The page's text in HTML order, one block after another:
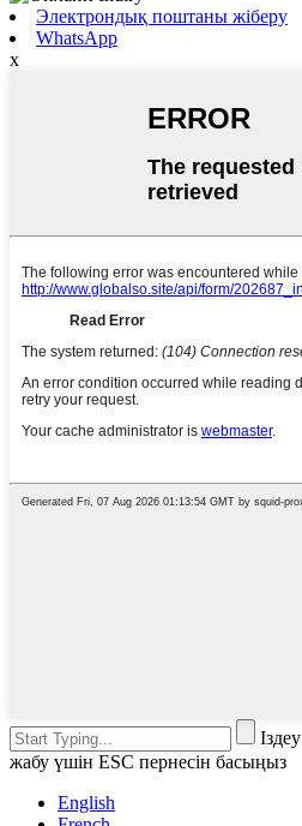
Электрондық поштаны жіберу
WhatsApp
x
жабу үшін ESC пернесін басыңыз
English